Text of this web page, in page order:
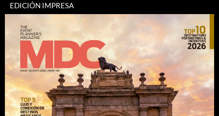
EDICIÓN IMPRESA